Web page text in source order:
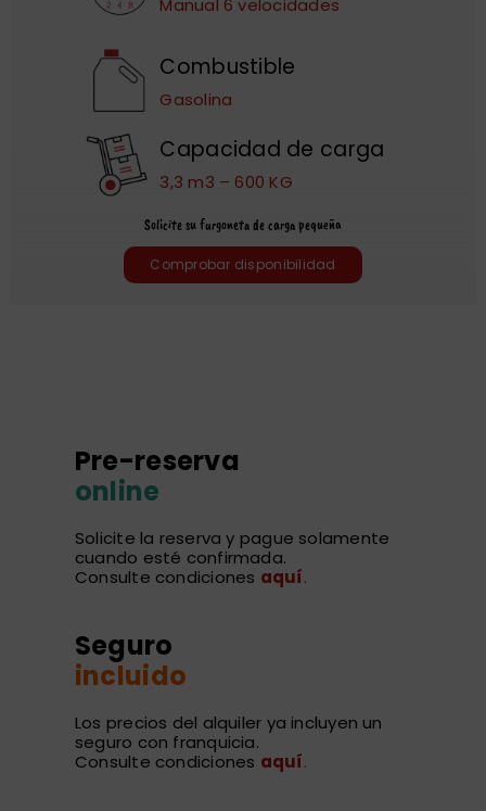
Manual 6 velocidades
Combustible
Gasolina
Capacidad de carga
3,3 m3 – 600 KG
Solicite su furgoneta de carga pequeña
Comprobar disponibilidad
Pre-reserva
online
Solicite la reserva y pague solamente
cuando esté confirmada.
Consulte condiciones aquí.
Seguro
incluido
Los precios del alquiler ya incluyen un
seguro con franquicia.
Consulte condiciones aquí.